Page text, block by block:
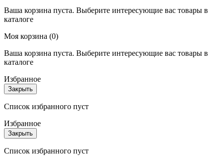
Ваша корзина пуста. Выберите интересующие вас товары в
каталоге
Моя корзина (0)
Ваша корзина пуста. Выберите интересующие вас товары в
каталоге
Избранное
Закрыть
Список избранного пуст
Избранное
Закрыть
Список избранного пуст